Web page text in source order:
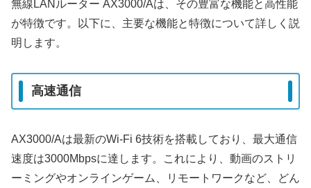
無線LANルーター AX3000/Aは、その豊富な機能と高性能
が特徴です。以下に、主要な機能と特徴について詳しく説
明します。
高速通信
AX3000/Aは最新のWi-Fi 6技術を搭載しており、最大通信
速度は3000Mbpsに達します。これにより、動画のストリ
ーミングやオンラインゲーム、リモートワークなど、どん